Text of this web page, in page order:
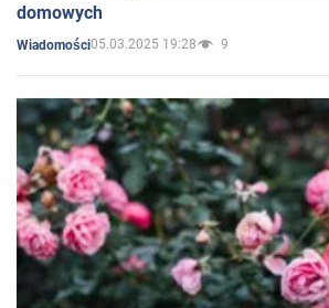
domowych
Wiadomości05.03.2025 19:28 9